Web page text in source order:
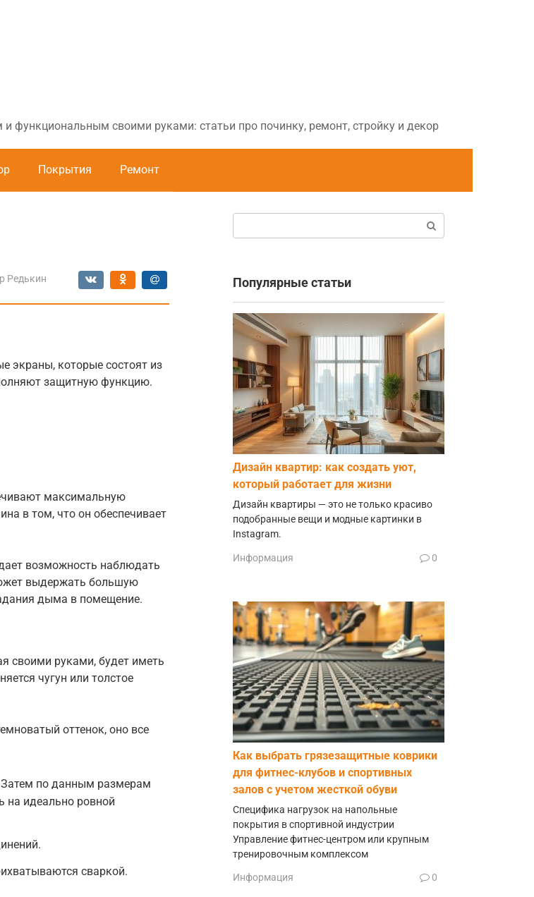
функциональным своими руками: статьи про починку, ремонт, стройку и декор
Покрытия Ремонт
Редькин
экраны, которые состоят из
защитную функцию.
максимальную
в том, что он обеспечивает
возможность наблюдать
выдержать большую
дыма в помещение.
своими руками, будет иметь
чугун или толстое
оттенок, оно все
по данным размерам
на идеально ровной
сваркой.
Популярные статьи
Дизайн квартир: как создать уют,
который работает для жизни
Дизайн квартиры — это не только красиво
подобранные вещи и модные картинки в
Instagram.
Информация 0
Как выбрать грязезащитные коврики
для фитнес-клубов и спортивных
залов с учетом жесткой обуви
Специфика нагрузок на напольные
покрытия в спортивной индустрии
Управление фитнес-центром или крупным
тренировочным комплексом
Информация 0